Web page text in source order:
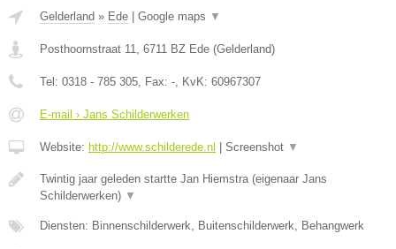
Gelderland » Ede | Google maps ▼
Posthoornstraat 11 6711 BZ Ede (Gelderland)
Tel: 0318 - 785 305 , Fax: - , KvK: 60967307
E-mail › Jans Schilderwerken
Website: http://www.schilderede.nl | Screenshot ▼
Twintig jaar geleden startte Jan Hiemstra (eigenaar Jans
Schilderwerken) ▼
Diensten: Binnenschilderwerk, Buitenschilderwerk, Behangwerk